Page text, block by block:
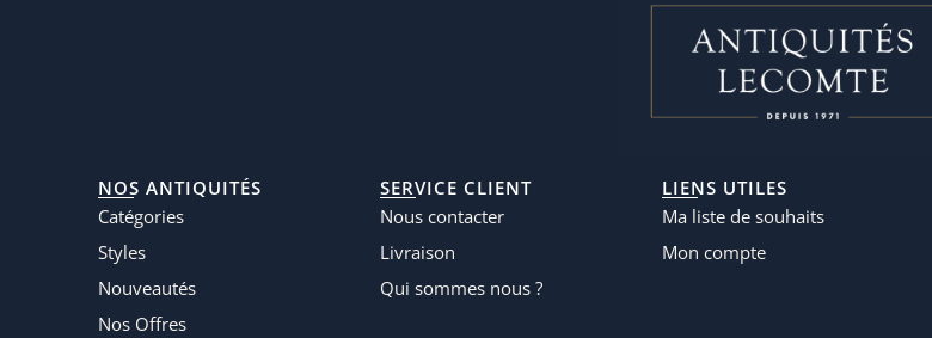
NOS ANTIQUITÉS
Catégories
Styles
Nouveautés
Nos Offres
SERVICE CLIENT
Nous contacter
Livraison
Qui sommes nous ?
LIENS UTILES
Ma liste de souhaits
Mon compte